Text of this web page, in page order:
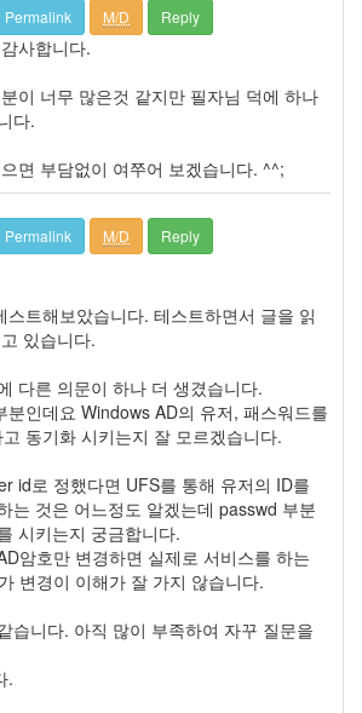
Permalink M/D Reply
사합니다.
이 너무 많은것 같지만 필자님 덕에 하나
다.
면 부담없이 여쭈어 보겠습니다. ^^;
Permalink M/D Reply
트해보았습니다. 테스트하면서 글을 읽
있습니다.
다른 의문이 하나 더 생겼습니다.
인데요 Windows AD의 유저, 패스워드를
동기화 시키는지 잘 모르겠습니다.
id로 정했다면 UFS를 통해 유저의 ID를
는 것은 어느정도 알겠는데 passwd 부분
시키는지 궁금합니다.
암호만 변경하면 실제로 서비스를 하는
변경이 이해가 잘 가지 않습니다.
습니다. 아직 많이 부족하여 자꾸 질문을
.